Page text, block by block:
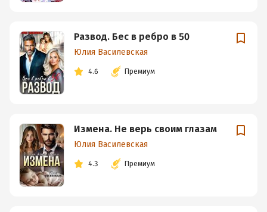
Развод. Бес в ребро в 50
Юлия Василевская
4.6 Премиум
Измена. Не верь своим глазам
Юлия Василевская
4.3 Премиум